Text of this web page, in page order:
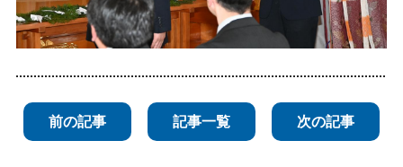
前の記事 記事一覧 次の記事